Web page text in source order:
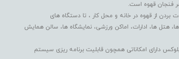
فنجان قهوه است.
بردن از قهوه در خانه و محل کار ، تا دستگاه های
هتل ها، ادارات، اماکن ورزشی، نمایشگاه ها، سالن همایش
دارای امکاناتی همچون قابلیت برنامه ریزی سیستم